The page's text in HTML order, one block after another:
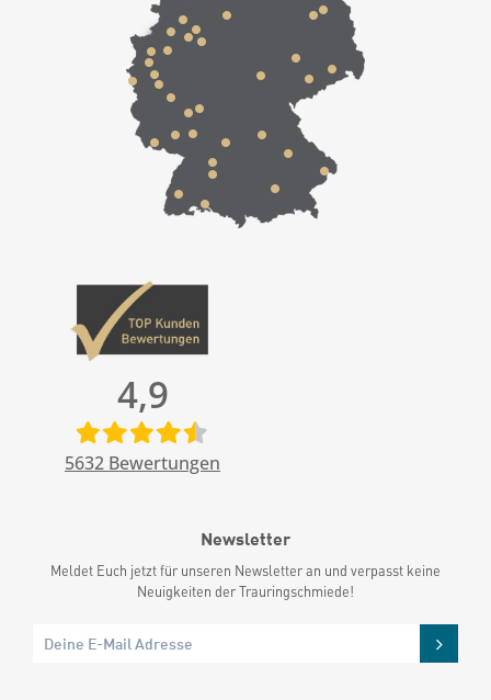
4,9
5632 Bewertungen
Newsletter
Meldet Euch jetzt für unseren Newsletter an und verpasst keine
Neuigkeiten der Trauringschmiede!